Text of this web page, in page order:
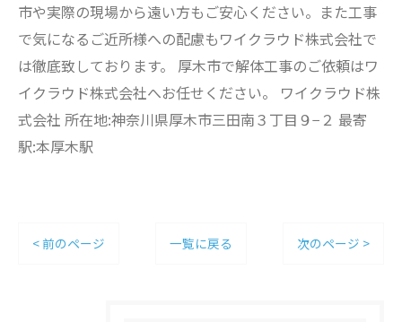
市や実際の現場から遠い方もご安心ください。また工事
で気になるご近所様への配慮もワイクラウド株式会社で
は徹底致しております。 厚木市で解体工事のご依頼はワ
イクラウド株式会社へお任せください。 ワイクラウド株
式会社 所在地:神奈川県厚木市三田南３丁目９−２ 最寄
駅:本厚木駅
< 前のページ 一覧に戻る 次のページ >